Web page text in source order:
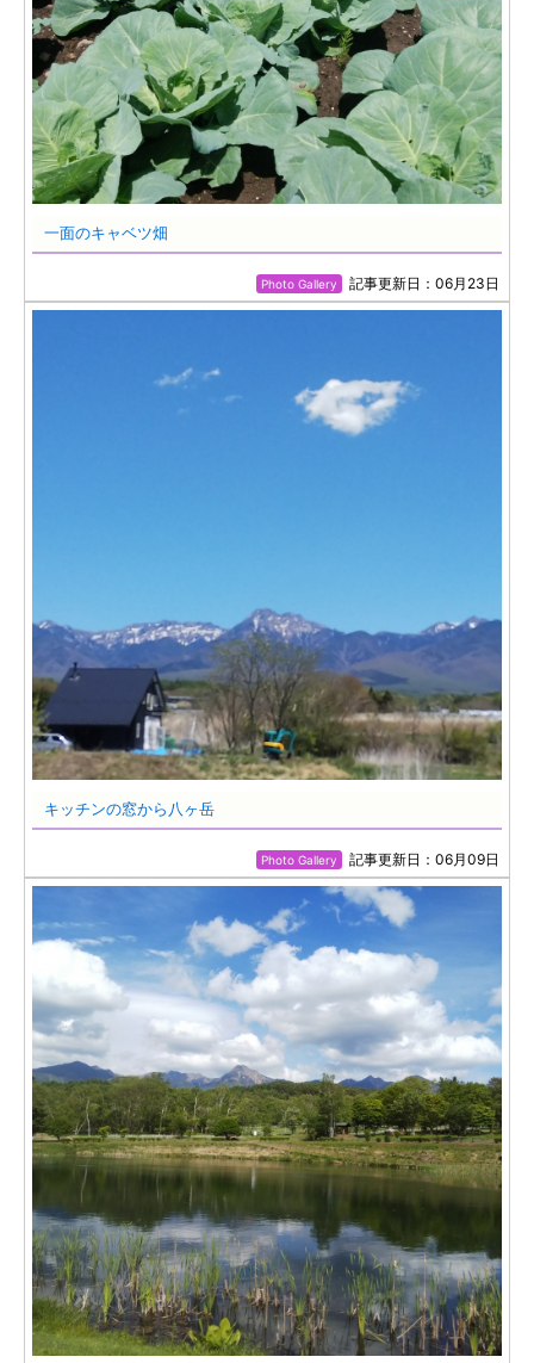
一面のキャベツ畑
Photo Gallery 記事更新日：06月23日
キッチンの窓から八ヶ岳
Photo Gallery 記事更新日：06月09日